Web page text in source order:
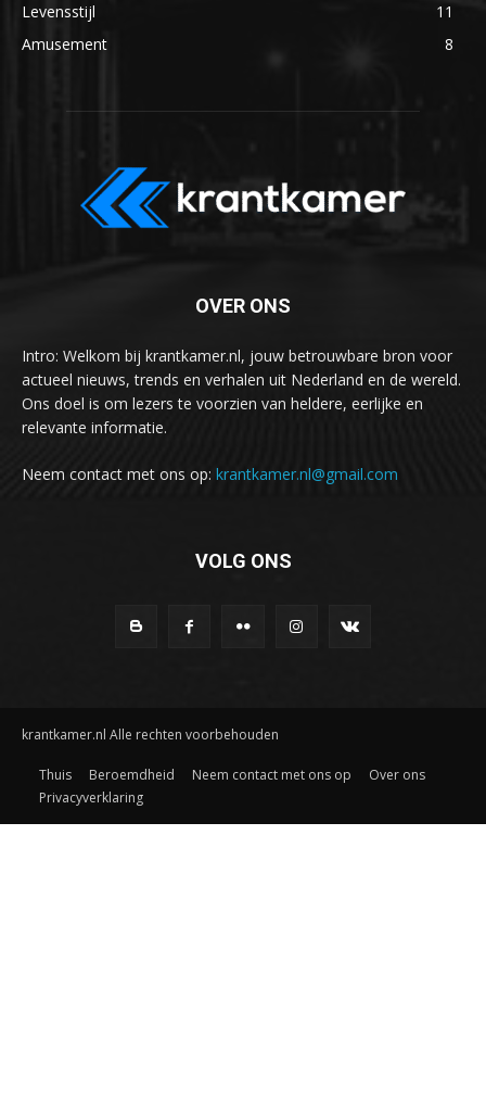
Levensstijl
11
Amusement
8
OVER ONS
Intro: Welkom bij krantkamer.nl, jouw betrouwbare bron voor
actueel nieuws, trends en verhalen uit Nederland en de wereld.
Ons doel is om lezers te voorzien van heldere, eerlijke en
relevante informatie.
Neem contact met ons op: krantkamer.nl@gmail.com
VOLG ONS
krantkamer.nl Alle rechten voorbehouden
Thuis Beroemdheid Neem contact met ons op
Over ons
Privacyverklaring